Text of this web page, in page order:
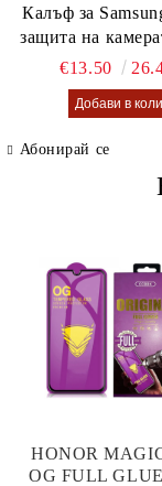
Калъф за
защита на
калъф Lusi
€13.50
Абонирай се
HONOR
OG FULL